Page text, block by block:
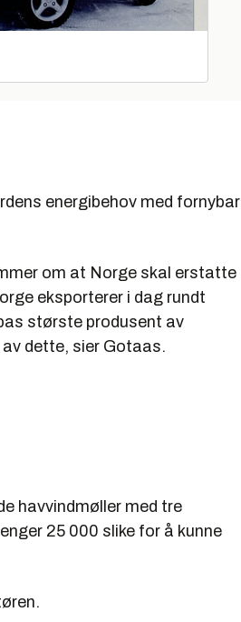
energibehov med fornybar
om at Norge skal erstatte
eksporterer i dag rundt
største produsent av
dette, sier Gotaas.
havvindmøller med tre
25 000 slike for å kunne